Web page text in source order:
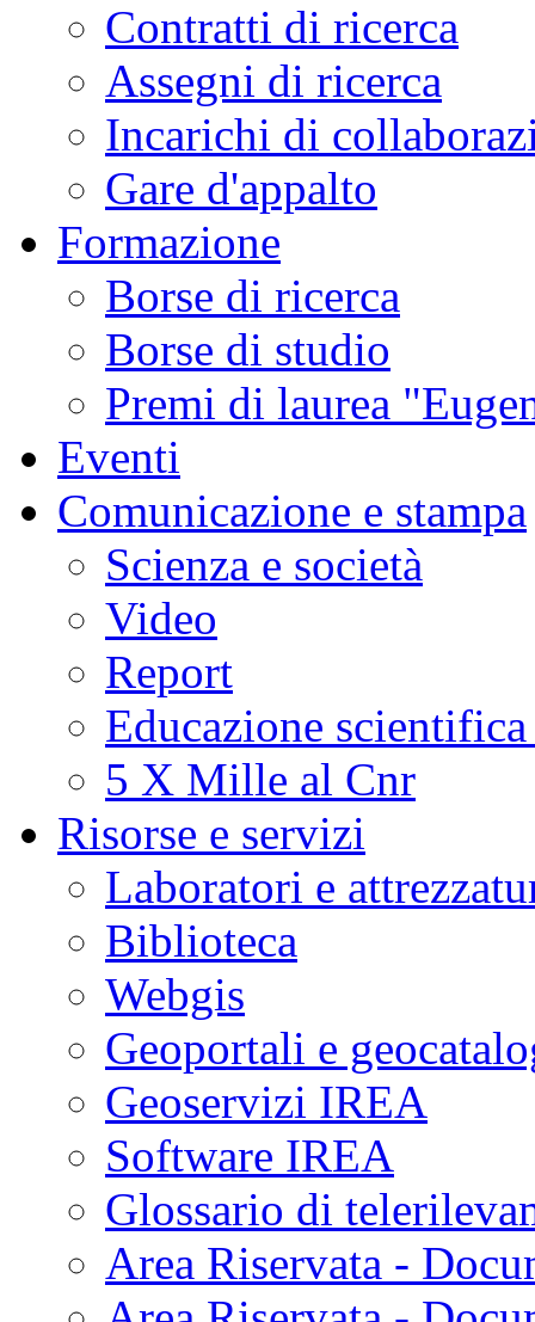
Contratti di ricerca
Assegni di ricerca
Incarichi di
Gare d'appalto
Formazione
Borse di ricerca
Borse di studio
Premi di laurea
Eventi
Comunicazione e stampa
Scienza e società
Video
Report
Educazione
5 X Mille al Cnr
Risorse e servizi
Laboratori e
Biblioteca
Webgis
Geoportali e
Geoservizi IREA
Software IREA
Glossario di
Area Riservata -